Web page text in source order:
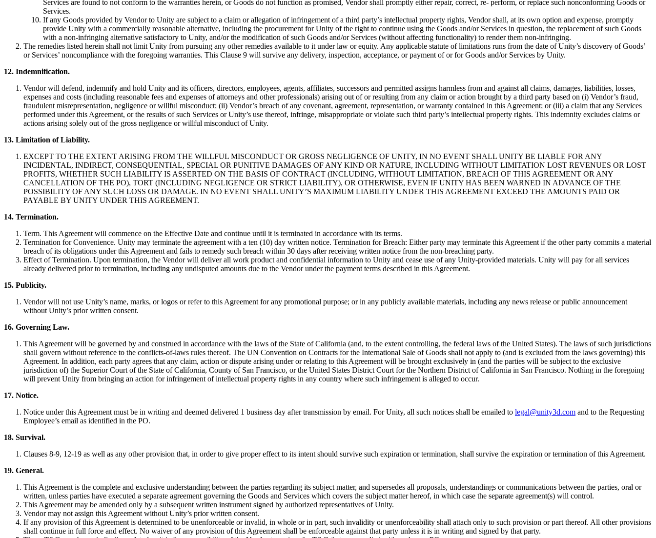
Services are found to not conform to the warranties herein, or Goods do not function as promised, Vendor shall promptly either repair, correct, re- perform, or replace such nonconforming Goods or
Services.
If any Goods provided by Vendor to Unity are subject to a claim or allegation of infringement of a third party’s intellectual property rights, Vendor shall, at its own option and expense, promptly
provide Unity with a commercially reasonable alternative, including the procurement for Unity of the right to continue using the Goods and/or Services in question, the replacement of such Goods
with a non-infringing alternative satisfactory to Unity, and/or the modification of such Goods and/or Services (without affecting functionality) to render them non-infringing.
The remedies listed herein shall not limit Unity from pursuing any other remedies available to it under law or equity. Any applicable statute of limitations runs from the date of Unity’s discovery of Goods’
or Services’ noncompliance with the foregoing warranties. This Clause 9 will survive any delivery, inspection, acceptance, or payment of or for Goods and/or Services by Unity.
12. Indemnification.
Vendor will defend, indemnify and hold Unity and its officers, directors, employees, agents, affiliates, successors and permitted assigns harmless from and against all claims, damages, liabilities, losses,
expenses and costs (including reasonable fees and expenses of attorneys and other professionals) arising out of or resulting from any claim or action brought by a third party based on (i) Vendor’s fraud,
fraudulent misrepresentation, negligence or willful misconduct; (ii) Vendor’s breach of any covenant, agreement, representation, or warranty contained in this Agreement; or (iii) a claim that any Services
performed under this Agreement, or the results of such Services or Unity’s use thereof, infringe, misappropriate or violate such third party’s intellectual property rights. This indemnity excludes claims or
actions arising solely out of the gross negligence or willful misconduct of Unity.
13. Limitation of Liability.
EXCEPT TO THE EXTENT ARISING FROM THE WILLFUL MISCONDUCT OR GROSS NEGLIGENCE OF UNITY, IN NO EVENT SHALL UNITY BE LIABLE FOR ANY
INCIDENTAL, INDIRECT, CONSEQUENTIAL, SPECIAL OR PUNITIVE DAMAGES OF ANY KIND OR NATURE, INCLUDING WITHOUT LIMITATION LOST REVENUES OR LOST
PROFITS, WHETHER SUCH LIABILITY IS ASSERTED ON THE BASIS OF CONTRACT (INCLUDING, WITHOUT LIMITATION, BREACH OF THIS AGREEMENT OR ANY
CANCELLATION OF THE PO), TORT (INCLUDING NEGLIGENCE OR STRICT LIABILITY), OR OTHERWISE, EVEN IF UNITY HAS BEEN WARNED IN ADVANCE OF THE
POSSIBILITY OF ANY SUCH LOSS OR DAMAGE. IN NO EVENT SHALL UNITY’S MAXIMUM LIABILITY UNDER THIS AGREEMENT EXCEED THE AMOUNTS PAID OR
PAYABLE BY UNITY UNDER THIS AGREEMENT.
14. Termination.
Term. This Agreement will commence on the Effective Date and continue until it is terminated in accordance with its terms.
Termination for Convenience. Unity may terminate the agreement with a ten (10) day written notice. Termination for Breach: Either party may terminate this Agreement if the other party commits a material
breach of its obligations under this Agreement and fails to remedy such breach within 30 days after receiving written notice from the non-breaching party.
Effect of Termination. Upon termination, the Vendor will deliver all work product and confidential information to Unity and cease use of any Unity-provided materials. Unity will pay for all services
already delivered prior to termination, including any undisputed amounts due to the Vendor under the payment terms described in this Agreement.
15. Publicity.
Vendor will not use Unity’s name, marks, or logos or refer to this Agreement for any promotional purpose; or in any publicly available materials, including any news release or public announcement
without Unity’s prior written consent.
16. Governing Law.
This Agreement will be governed by and construed in accordance with the laws of the State of California (and, to the extent controlling, the federal laws of the United States). The laws of such jurisdictions
shall govern without reference to the conflicts-of-laws rules thereof. The UN Convention on Contracts for the International Sale of Goods shall not apply to (and is excluded from the laws governing) this
Agreement. In addition, each party agrees that any claim, action or dispute arising under or relating to this Agreement will be brought exclusively in (and the parties will be subject to the exclusive
jurisdiction of) the Superior Court of the State of California, County of San Francisco, or the United States District Court for the Northern District of California in San Francisco. Nothing in the foregoing
will prevent Unity from bringing an action for infringement of intellectual property rights in any country where such infringement is alleged to occur.
17. Notice.
Notice under this Agreement must be in writing and deemed delivered 1 business day after transmission by email. For Unity, all such notices shall be emailed to legal@unity3d.com and to the Requesting
Employee’s email as identified in the PO.
18. Survival.
Clauses 8-9, 12-19 as well as any other provision that, in order to give proper effect to its intent should survive such expiration or termination, shall survive the expiration or termination of this Agreement.
19. General.
This Agreement is the complete and exclusive understanding between the parties regarding its subject matter, and supersedes all proposals, understandings or communications between the parties, oral or
written, unless parties have executed a separate agreement governing the Goods and Services which covers the subject matter hereof, in which case the separate agreement(s) will control.
This Agreement may be amended only by a subsequent written instrument signed by authorized representatives of Unity.
Vendor may not assign this Agreement without Unity’s prior written consent.
If any provision of this Agreement is determined to be unenforceable or invalid, in whole or in part, such invalidity or unenforceability shall attach only to such provision or part thereof. All other provisions
shall continue in full force and effect. No waiver of any provision of this Agreement shall be enforceable against that party unless it is in writing and signed by that party.